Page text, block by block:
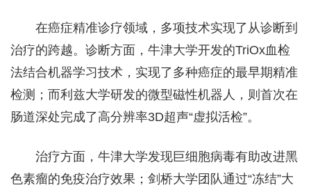
在癌症精准诊疗领域，多项技术实现了从诊断到
治疗的跨越。诊断方面，牛津大学开发的TriOx血检
法结合机器学习技术，实现了多种癌症的最早期精准
检测；而利兹大学研发的微型磁性机器人，则首次在
肠道深处完成了高分辨率3D超声“虚拟活检”。
治疗方面，牛津大学发现巨细胞病毒有助改进黑
色素瘤的免疫治疗效果；剑桥大学团队通过“冻结”大